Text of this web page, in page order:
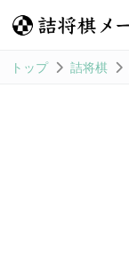
トップ 詰将棋